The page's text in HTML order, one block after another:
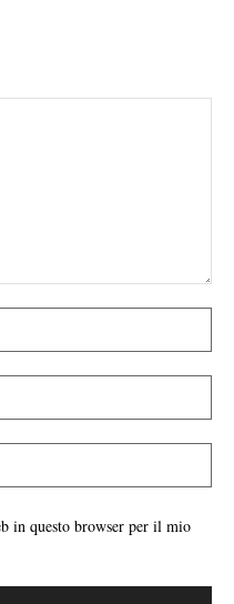
in questo browser per il mio